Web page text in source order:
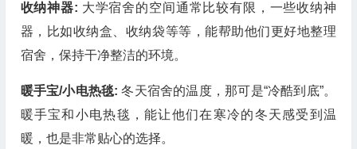
收纳神器: 大学宿舍的空间通常比较有限，一些收纳神
器，比如收纳盒、收纳袋等等，能帮助他们更好地整理
宿舍，保持干净整洁的环境。
暖手宝/小电热毯:冬天宿舍的温度，那可是“冷酷到底”。
暖手宝和小电热毯，能让他们在寒冷的冬天感受到温
暖，也是非常贴心的选择。